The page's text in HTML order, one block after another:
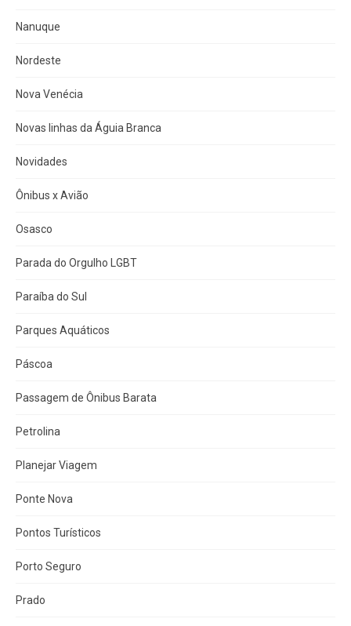
Nanuque
Nordeste
Nova Venécia
Novas linhas da Águia Branca
Novidades
Ônibus x Avião
Osasco
Parada do Orgulho LGBT
Paraíba do Sul
Parques Aquáticos
Páscoa
Passagem de Ônibus Barata
Petrolina
Planejar Viagem
Ponte Nova
Pontos Turísticos
Porto Seguro
Prado